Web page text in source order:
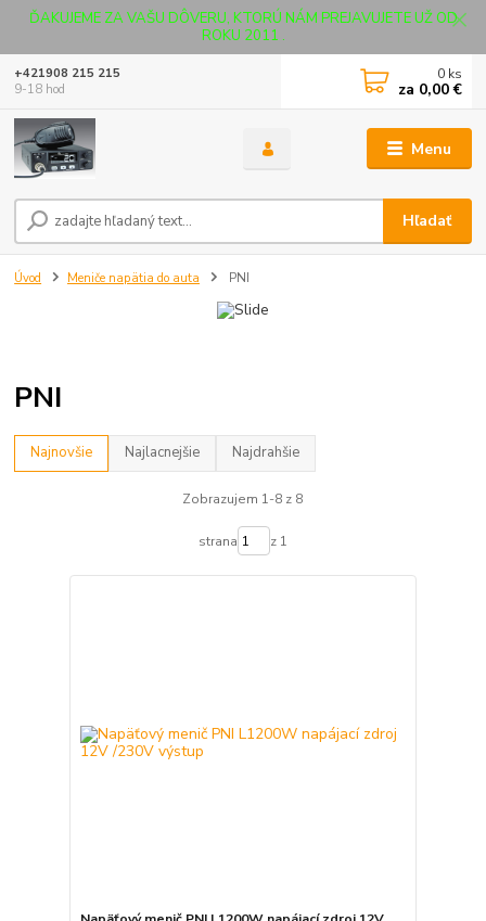
ĎAKUJEME ZA VAŠU DÔVERU, KTORÚ NÁM PREJAVUJETE UŽ OD
ROKU 2011 .
Menu
Hľadať
+421908 215 215
9-18 hod
0 ks
za 0,00 €
Úvod Meniče napätia do auta PNI
PNI
Najnovšie Najlacnejšie Najdrahšie
Zobrazujem 1-8 z 8
strana z 1